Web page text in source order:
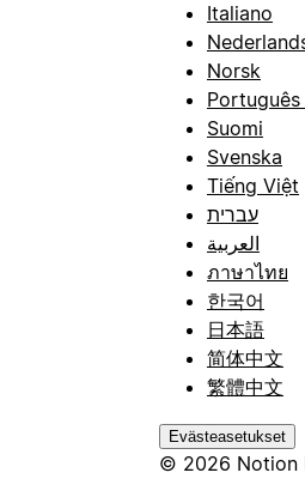
Italiano
Norsk
Português
Suomi
Svenska
Tiếng Việt
עברית
العربية
ภาษาไทย
한국어
日本語
简体中文
繁體中文
Evästeasetukset
© 2026 Notion